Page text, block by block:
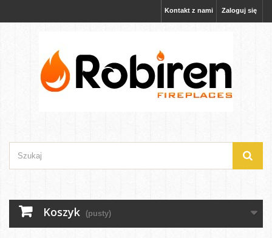
Zaloguj się
Kontakt z nami
Koszyk (pusty)